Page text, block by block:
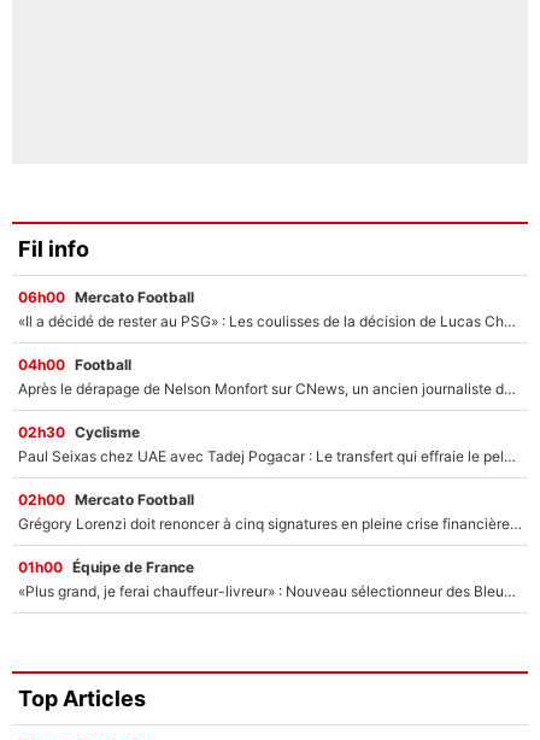
Fil info
06h00 Mercato Football
«Il a décidé de rester au PSG» : Les coulisses de la décision de Lucas Chevalier pour son transfert
04h00 Football
Après le dérapage de Nelson Monfort sur CNews, un ancien journaliste de France Télévisions relance la polémique sur les incendies en Gironde
02h30 Cyclisme
Paul Seixas chez UAE avec Tadej Pogacar : Le transfert qui effraie le peloton, «c’est la pire des choses qui puisse arriver»
02h00 Mercato Football
Grégory Lorenzi doit renoncer à cinq signatures en pleine crise financière : L’IA propose sept noms à l’OM pour un mercato réussi... à seulement 5M€ !
01h00 Équipe de France
«Plus grand, je ferai chauffeur-livreur» : Nouveau sélectionneur des Bleus, Zinédine Zidane s’était imaginé un avenir très différent lorsqu'il était enfant
Top Articles